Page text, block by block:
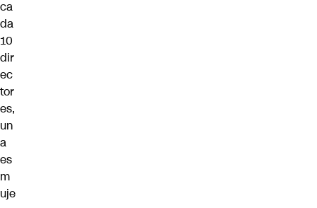
ca
da
10
dir
ec
tor
es,
un
a
es
m
uje